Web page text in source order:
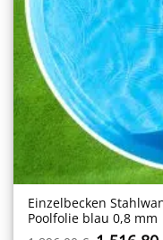
Einzelbecken
Poolfolie blau 0,8 mm